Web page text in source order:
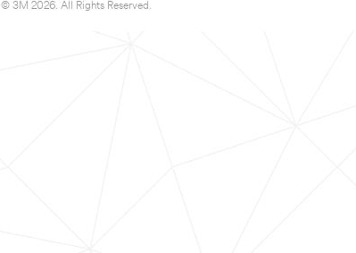
© 3M 2026. All Rights Reserved.